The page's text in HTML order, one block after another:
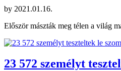
by 2021.01.16.
Először mászták meg télen a világ
23 572 személyt